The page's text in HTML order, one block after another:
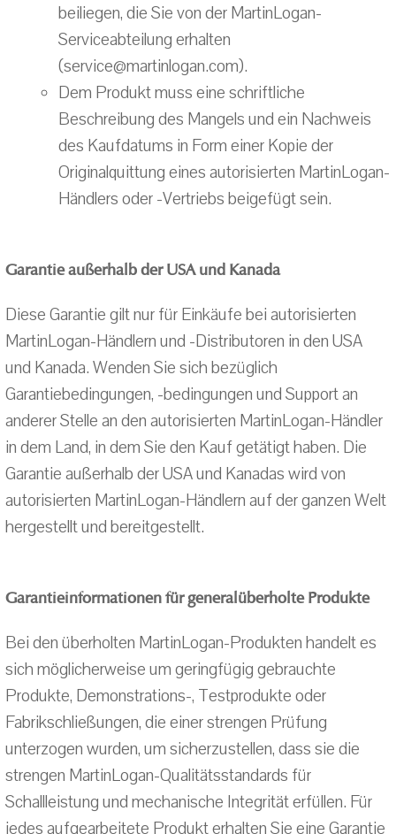
beiliegen, die Sie von der MartinLogan-
Serviceabteilung erhalten
(service@martinlogan.com).
Dem Produkt muss eine schriftliche
Beschreibung des Mangels und ein Nachweis
des Kaufdatums in Form einer Kopie der
Originalquittung eines autorisierten MartinLogan-
Händlers oder -Vertriebs beigefügt sein.
Garantie außerhalb der USA und Kanada
Diese Garantie gilt nur für Einkäufe bei autorisierten
MartinLogan-Händlern und -Distributoren in den USA
und Kanada. Wenden Sie sich bezüglich
Garantiebedingungen, -bedingungen und Support an
anderer Stelle an den autorisierten MartinLogan-Händler
in dem Land, in dem Sie den Kauf getätigt haben. Die
Garantie außerhalb der USA und Kanadas wird von
autorisierten MartinLogan-Händlern auf der ganzen Welt
hergestellt und bereitgestellt.
Garantieinformationen für generalüberholte Produkte
Bei den überholten MartinLogan-Produkten handelt es
sich möglicherweise um geringfügig gebrauchte
Produkte, Demonstrations-, Testprodukte oder
Fabrikschließungen, die einer strengen Prüfung
unterzogen wurden, um sicherzustellen, dass sie die
strengen MartinLogan-Qualitätsstandards für
Schallleistung und mechanische Integrität erfüllen. Für
jedes aufgearbeitete Produkt erhalten Sie eine Garantie